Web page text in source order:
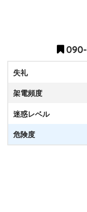
失礼
架電頻度
迷惑レベル
危険度